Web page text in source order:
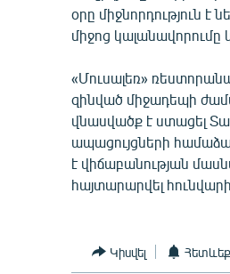
օրը միջնորդություն
միջոց կալանավորումը
«Մուսալեռ»
զինված միջադեպի
վնասվածք է ստացել
ապացույցների
է վիճաբանության
հայտարարվել
Կիսվել